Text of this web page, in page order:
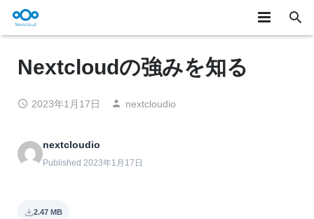
お知らせ/テックブログ
お問い合わせ
Nextcloudの強みを知る
2023年1月17日 nextcloudio
nextcloudio
Published 2023年1月17日
2.47 MB